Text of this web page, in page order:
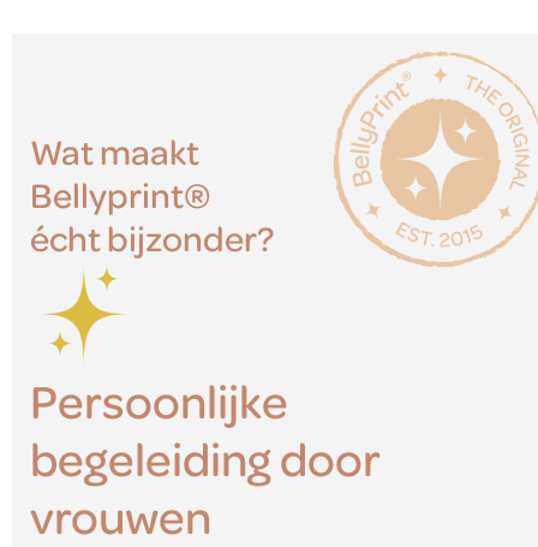
Wat maakt
Bellyprint®
écht bijzonder?
Persoonlijke
begeleiding door
vrouwen